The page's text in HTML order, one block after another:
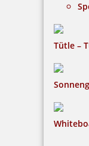
Tütle –
Bestellhinweise
Impressum